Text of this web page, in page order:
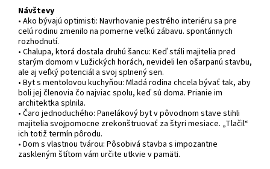
Návštevy
• Ako bývajú optimisti: Navrhovanie pestrého interiéru sa pre
celú rodinu zmenilo na pomerne veľkú zábavu. spontánnych
rozhodnutí.
• Chalupa, ktorá dostala druhú šancu: Keď stáli majitelia pred
starým domom v Lužických horách, nevideli len ošarpanú stavbu,
ale aj veľký potenciál a svoj splnený sen.
• Byt s mentolovou kuchyňou: Mladá rodina chcela bývať tak, aby
boli jej členovia čo najviac spolu, keď sú doma. Prianie im
architektka splnila.
• Čaro jednoduchého: Panelákový byt v pôvodnom stave stihli
majitelia svojpomocne zrekonštruovať za štyri mesiace. „Tlačil“
ich totiž termín pôrodu.
• Dom s vlastnou tvárou: Pôsobivá stavba s impozantne
zaskleným štítom vám určite utkvie v pamäti.